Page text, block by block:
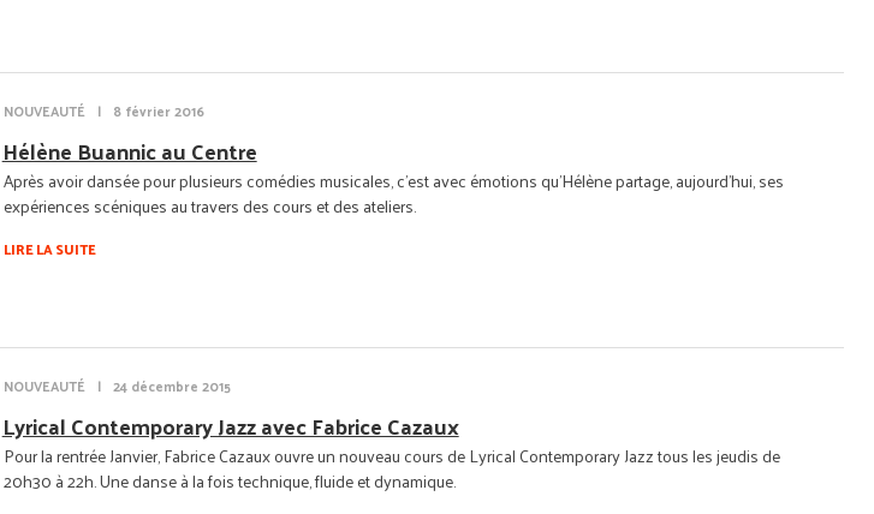
NOUVEAUTÉ | 8 février 2016
Hélène Buannic au Centre
Après avoir dansée pour plusieurs comédies musicales, c'est avec émotions qu'Hélène partage, aujourd'hui, ses
expériences scéniques au travers des cours et des ateliers.
LIRE LA SUITE
NOUVEAUTÉ | 24 décembre 2015
Lyrical Contemporary Jazz avec Fabrice Cazaux
Pour la rentrée Janvier, Fabrice Cazaux ouvre un nouveau cours de Lyrical Contemporary Jazz tous les jeudis de
20h30 à 22h. Une danse à la fois technique, fluide et dynamique.